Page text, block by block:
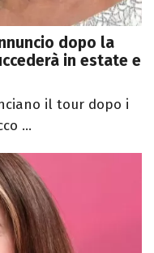
dopo la
in estate e
il tour dopo i
...